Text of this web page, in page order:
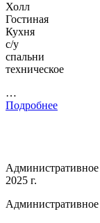
Холл
Гостиная
Кухня
с/у
спальни
техническое
…
Подробнее
Административное
2025 г.